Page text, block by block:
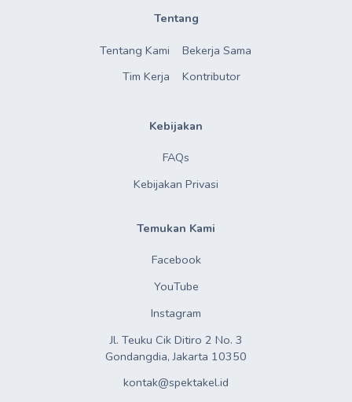
Tentang
Tentang Kami
Tim Kerja
Bekerja Sama
Kontributor
Kebijakan
FAQs
Kebijakan Privasi
Temukan Kami
Facebook
YouTube
Instagram
Jl. Teuku Cik Ditiro 2 No. 3
Gondangdia, Jakarta 10350
kontak@spektakel.id